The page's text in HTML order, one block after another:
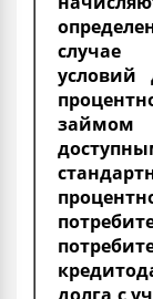
случае
условий